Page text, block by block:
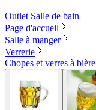
Outlet Salle de bain
Page d'accueil
Salle à manger
Verrerie
Chopes et verres à bière